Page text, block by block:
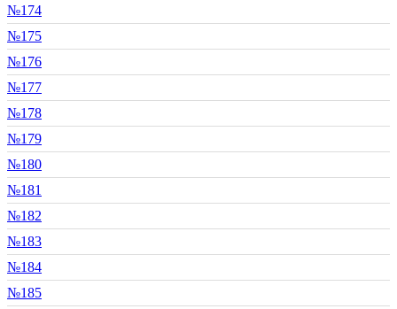
№174
№175
№176
№177
№178
№179
№180
№181
№182
№183
№184
№185